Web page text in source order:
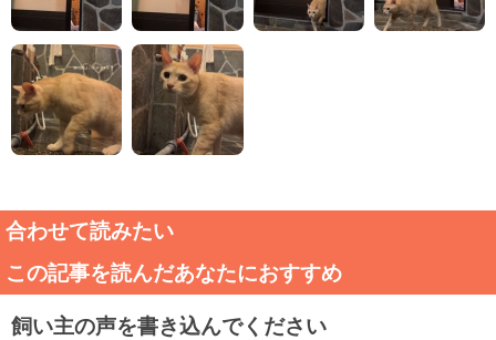
合わせて読みたい
この記事を読んだあなたにおすすめ
飼い主の声を書き込んでください